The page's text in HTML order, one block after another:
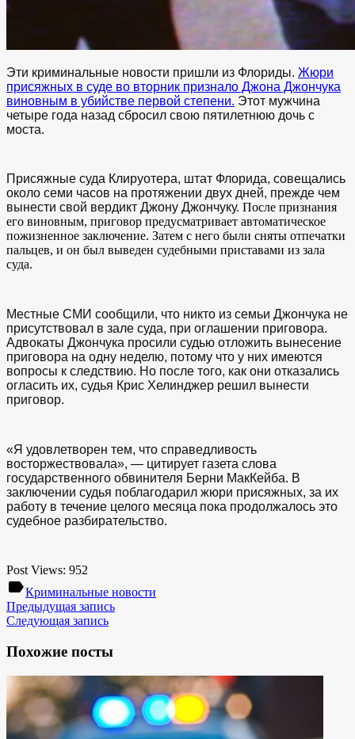
Эти криминальные новости пришли из Флориды. Жюри
присяжных в суде во вторник признало Джона Джончука
виновным в убийстве первой степени. Этот мужчина
четыре года назад сбросил свою пятилетнюю дочь с
моста.
Присяжные суда Клируотера, штат Флорида, совещались
около семи часов на протяжении двух дней, прежде чем
вынести свой вердикт Джону Джончуку. После признания
его виновным, приговор предусматривает автоматическое
пожизненное заключение. Затем с него были сняты отпечатки
пальцев, и он был выведен судебными приставами из зала
суда.
Местные СМИ сообщили, что никто из семьи Джончука не
присутствовал в зале суда, при оглашении приговора.
Адвокаты Джончука просили судью отложить вынесение
приговора на одну неделю, потому что у них имеются
вопросы к следствию. Но после того, как они отказались
огласить их, судья Крис Хелинджер решил вынести
приговор.
«Я удовлетворен тем, что справедливость
восторжествовала», — цитирует газета слова
государственного обвинителя Берни МакКейба. В
заключении судья поблагодарил жюри присяжных, за их
работу в течение целого месяца пока продолжалось это
судебное разбирательство.
Post Views: 952
labelКриминальные новости
Предыдущая запись
Следующая запись
Похожие посты